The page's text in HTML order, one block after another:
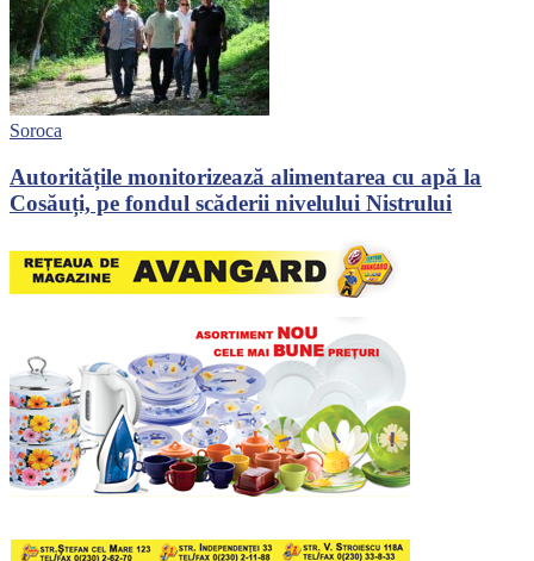
Soroca
Autoritățile monitorizează alimentarea cu apă la
Cosăuți, pe fondul scăderii nivelului Nistrului